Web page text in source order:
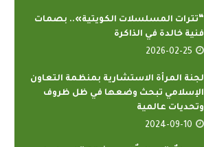
“تترات المسلسلات الكويتية».. بصمات
فنية خالدة في الذاكرة
2026-02-25
لجنة المرأة الاستشارية بمنظمة التعاون
الإسلامي تبحث وضعها في ظل ظروف
وتحديات عالمية
2024-09-10